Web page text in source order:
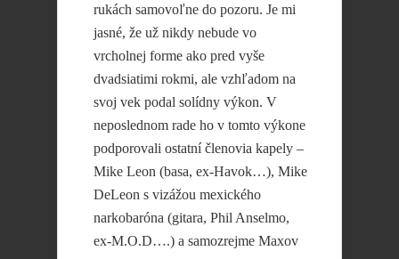
rukách samovoľne do pozoru. Je mi
jasné, že už nikdy nebude vo
vrcholnej forme ako pred vyše
dvadsiatimi rokmi, ale vzhľadom na
svoj vek podal solídny výkon. V
neposlednom rade ho v tomto výkone
podporovali ostatní členovia kapely –
Mike Leon (basa, ex-Havok…), Mike
DeLeon s vizážou mexického
narkobaróna (gitara, Phil Anselmo,
ex-M.O.D….) a samozrejme Maxov